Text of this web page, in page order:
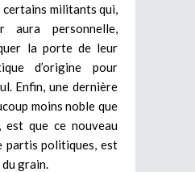
militants qui,
personnelle,
la porte de leur
d’origine pour
Enfin, une dernière
moins noble que
est que ce nouveau
partis politiques, est
grain.